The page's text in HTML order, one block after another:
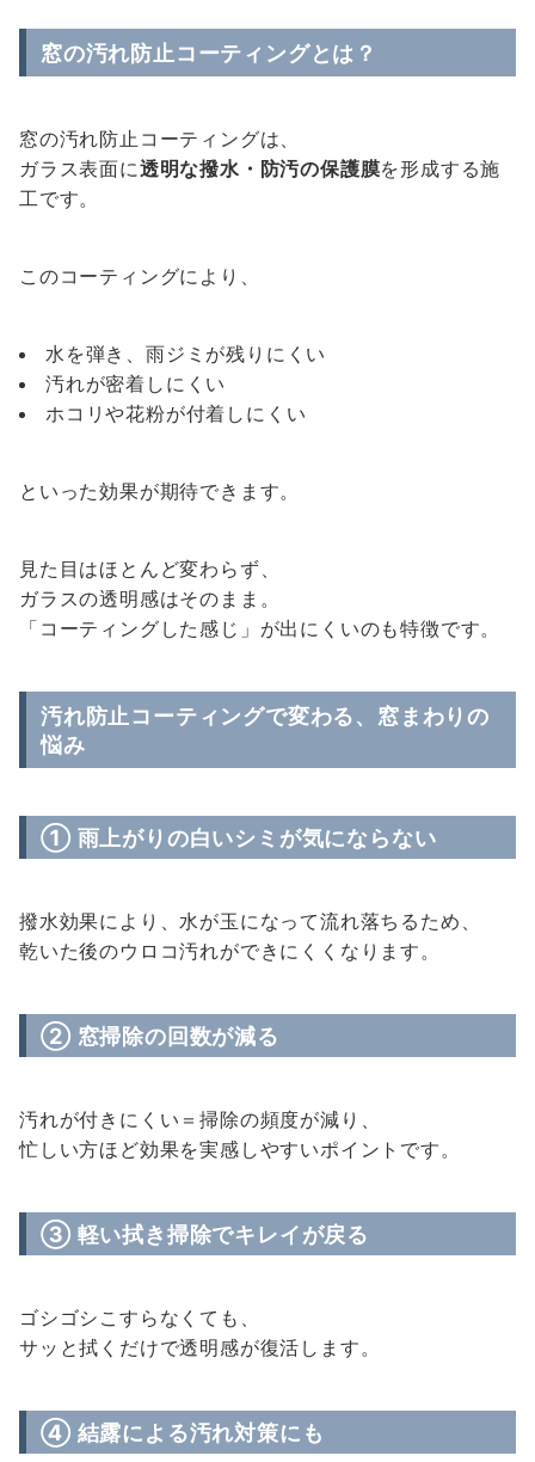
窓の汚れ防止コーティングとは？
窓の汚れ防止コーティングは、
ガラス表面に透明な撥水・防汚の保護膜を形成する施
工です。
このコーティングにより、
水を弾き、雨ジミが残りにくい
汚れが密着しにくい
ホコリや花粉が付着しにくい
といった効果が期待できます。
見た目はほとんど変わらず、
ガラスの透明感はそのまま。
「コーティングした感じ」が出にくいのも特徴です。
汚れ防止コーティングで変わる、窓まわりの
悩み
① 雨上がりの白いシミが気にならない
撥水効果により、水が玉になって流れ落ちるため、
乾いた後のウロコ汚れができにくくなります。
② 窓掃除の回数が減る
汚れが付きにくい＝掃除の頻度が減り、
忙しい方ほど効果を実感しやすいポイントです。
③ 軽い拭き掃除でキレイが戻る
ゴシゴシこすらなくても、
サッと拭くだけで透明感が復活します。
④ 結露による汚れ対策にも